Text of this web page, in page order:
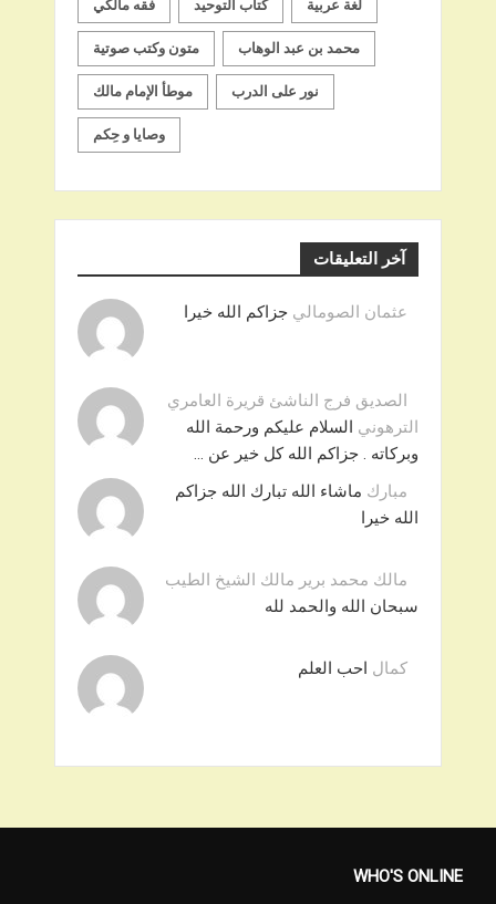
فقه مالكي كتاب التوحيد لغة عربية
متون وكتب صوتية محمد بن عبد الوهاب
موطأ الإمام مالك نور على الدرب
وصايا و حِكم
آخر التعليقات
عثمان الصومالي جزاكم الله خيرا
الصديق فرج الناشئ قريرة العامري
الترهوني السلام عليكم ورحمة الله
وبركاته . جزاكم الله كل خير عن …
مبارك ماشاء الله تبارك الله جزاكم
الله خيرا
مالك محمد برير مالك الشيخ الطيب
سبحان الله والحمد لله
كمال احب العلم
WHO'S ONLINE